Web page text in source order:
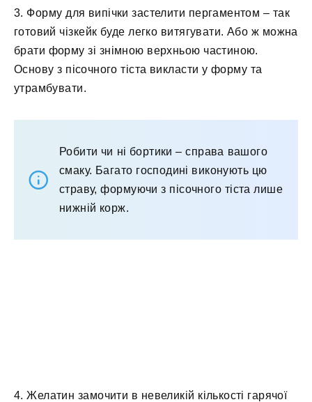
3. Форму для випічки застелити пергаментом – так
готовий чізкейк буде легко витягувати. Або ж можна
брати форму зі знімною верхньою частиною.
Основу з пісочного тіста викласти у форму та
утрамбувати.
Робити чи ні бортики – справа вашого
смаку. Багато господині виконують цю
страву, формуючи з пісочного тіста лише
нижній корж.
4. Желатин замочити в невеликій кількості гарячої